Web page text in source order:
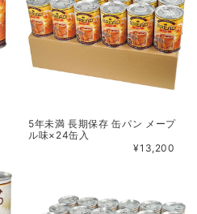
5年未満 長期保存 缶パン メープ
ル味×24缶入
¥13,200